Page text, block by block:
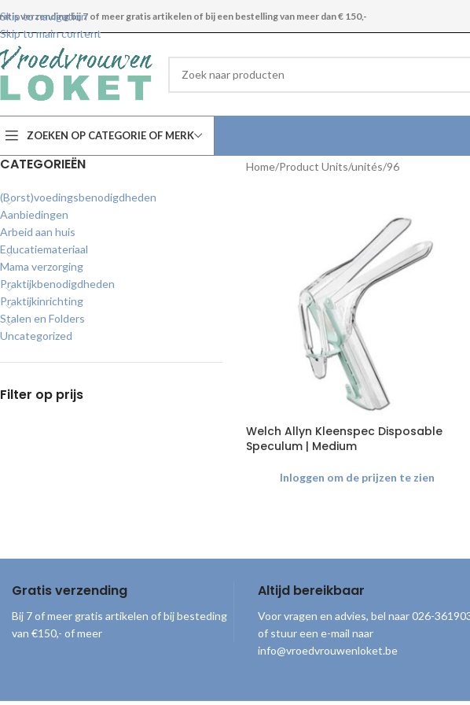
Skip to navigation
Skip to main content
verzending bij 7 of meer gratis artikelen of bij een bestelling van meer dan € 150,-
ZOEKEN OP CATEGORIE OF MERK
CATEGORIEËN
(Borst)voedingsbenodigdheden
Aanbiedingen
Arbeid aan huis
Educatiemateriaal
Mama verzorging
Praktijkbenodigdheden
Praktijkinrichting
Stalen en Folders
Uncategorized
Filter op prijs
Home Product Units/unités 96
Welch Allyn Kleenspec Disposable
Speculum | Medium
Inloggen om de prijzen te zien
Gratis verzending
Bij 7 of meer gratis artikelen of bij besteding
van €150,- of meer
Altijd bereikbaar
Voor vragen en advies, bel naar 026-
of stuur een e-mail naar
info@vroedvrouwenloket.be